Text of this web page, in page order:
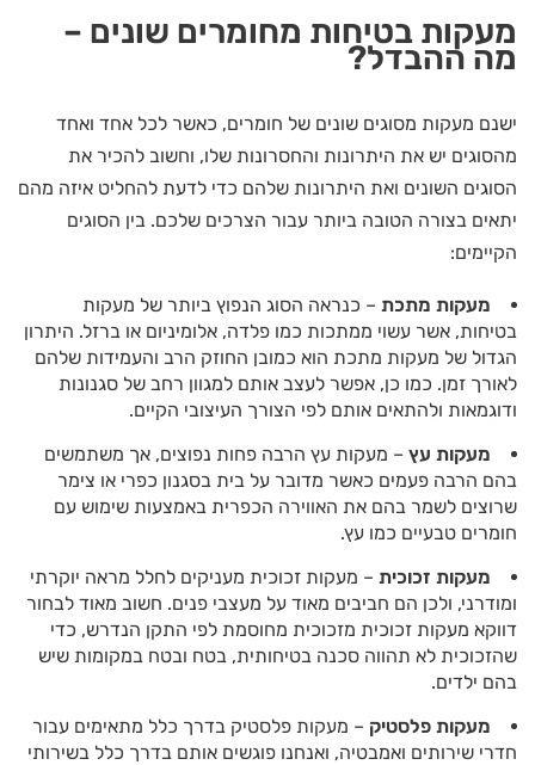
מעקות בטיחות מחומרים שונים –
מה ההבדל?
ישנם מעקות מסוגים שונים של חומרים, כאשר לכל אחד ואחד
מהסוגים יש את היתרונות והחסרונות שלו, וחשוב להכיר את
הסוגים השונים ואת היתרונות שלהם כדי לדעת להחליט איזה מהם
יתאים בצורה הטובה ביותר עבור הצרכים שלכם. בין הסוגים
הקיימים:
מעקות מתכת – כנראה הסוג הנפוץ ביותר של מעקות
בטיחות, אשר עשוי ממתכות כמו פלדה, אלומיניום או ברזל. היתרון
הגדול של מעקות מתכת הוא כמובן החוזק הרב והעמידות שלהם
לאורך זמן. כמו כן, אפשר לעצב אותם למגוון רחב של סגנונות
ודוגמאות ולהתאים אותם לפי הצורך העיצובי הקיים.
מעקות עץ – מעקות עץ הרבה פחות נפוצים, אך משתמשים
בהם הרבה פעמים כאשר מדובר על בית בסגנון כפרי או צימר
שרוצים לשמר בהם את האווירה הכפרית באמצעות שימוש עם
חומרים טבעיים כמו עץ.
מעקות זכוכית – מעקות זכוכית מעניקים לחלל מראה יוקרתי
ומודרני, ולכן הם חביבים מאוד על מעצבי פנים. חשוב מאוד לבחור
דווקא מעקות זכוכית מזכוכית מחוסמת לפי התקן הנדרש, כדי
שהזכוכית לא תהווה סכנה בטיחותית, בטח ובטח במקומות שיש
בהם ילדים.
מעקות פלסטיק – מעקות פלסטיק בדרך כלל מתאימים עבור
חדרי שירותים ואמבטיה, ואנחנו פוגשים אותם בדרך כלל בשירותי